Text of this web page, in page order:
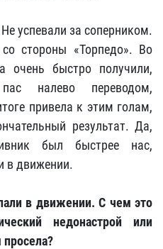
успевали за соперником.
стороны «Торпедо». Во
очень быстро получили,
налево переводом,
привела к этим голам,
результат. Да,
был быстрее нас,
в движении.
в движении. С чем это
недонастрой или